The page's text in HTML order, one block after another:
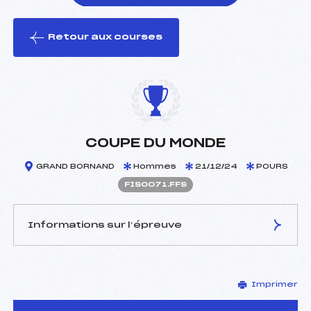
le ski
Retour aux courses
COUPE DU MONDE
GRAND BORNAND Hommes 21/12/24 POURS
FIS0071.FFS
Informations sur l’épreuve
–
D.T Adjoint :
–
Imprimer